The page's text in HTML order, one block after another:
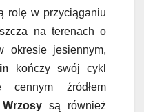
rolę w przyciąganiu
na terenach o
okresie jesiennym,
kończy swój cykl
źródłem
Wrzosysą również